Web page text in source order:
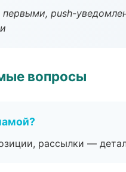
push-
вопросы
рассылки —